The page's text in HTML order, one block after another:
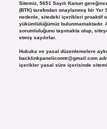
Sitemiz, 5651 Sayılı Kanun
(BTK) tarafından onaylanmış bir
nedenle, sitedeki içerikleri proaktif
yükümlülüğümüz
sorumluluğunu taşımakta olup,
etmiş sayılırlar.
Hukuka ve yasal düzenlemelere
backlinkpanelicomtr@gmail.com
içerikler yasal süre içerisinde